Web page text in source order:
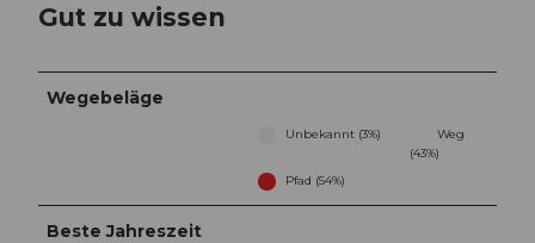
Gut zu wissen
Wegebeläge
Unbekannt (3%)
Weg
(43%)
Pfad (54%)
Beste Jahreszeit